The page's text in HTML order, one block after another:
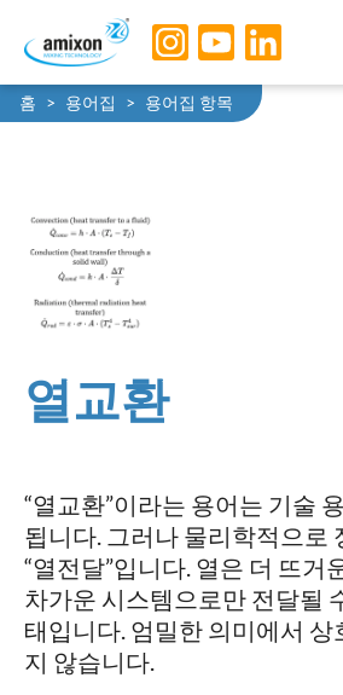
Skip to main navigation
Skip to main content
Skip to page footer
You are here:
홈 용어집 용어집 항목
열교환
“열교환”이라는 용어는 기술
됩니다. 그러나 물리학적으로
“열전달”입니다. 열은 더 뜨거
차가운 시스템으로만 전달될
태입니다. 엄밀한 의미에서
지 않습니다.